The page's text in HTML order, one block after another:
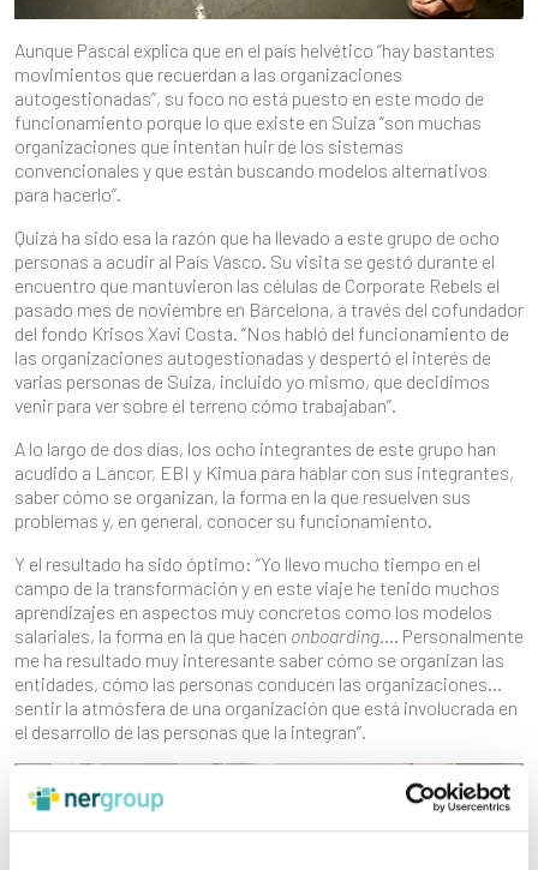
Aunque Pascal explica que en el país helvético “hay bastantes
movimientos que recuerdan a las organizaciones
autogestionadas”, su foco no está puesto en este modo de
funcionamiento porque lo que existe en Suiza “son muchas
organizaciones que intentan huir de los sistemas
convencionales y que están buscando modelos alternativos
para hacerlo”.
Quizá ha sido esa la razón que ha llevado a este grupo de ocho
personas a acudir al País Vasco. Su visita se gestó durante el
encuentro que mantuvieron las células de Corporate Rebels el
pasado mes de noviembre en Barcelona, a través del cofundador
del fondo Krisos Xavi Costa. “Nos habló del funcionamiento de
las organizaciones autogestionadas y despertó el interés de
varias personas de Suiza, incluido yo mismo, que decidimos
venir para ver sobre el terreno cómo trabajaban”.
A lo largo de dos días, los ocho integrantes de este grupo han
acudido a Lancor, EBI y Kimua para hablar con sus integrantes,
saber cómo se organizan, la forma en la que resuelven sus
problemas y, en general, conocer su funcionamiento.
Y el resultado ha sido óptimo: “Yo llevo mucho tiempo en el
campo de la transformación y en este viaje he tenido muchos
aprendizajes en aspectos muy concretos como los modelos
salariales, la forma en la que hacen onboarding…. Personalmente
me ha resultado muy interesante saber cómo se organizan las
entidades, cómo las personas conducen las organizaciones…
sentir la atmósfera de una organización que está involucrada en
el desarrollo de las personas que la integran”.